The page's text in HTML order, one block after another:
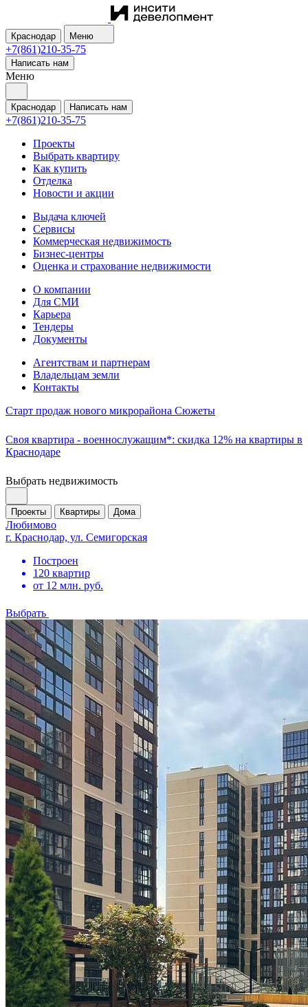
Краснодар Меню
+7(861)210-35-75
Написать нам
Меню
Краснодар Написать нам
+7(861)210-35-75
Проекты
Выбрать квартиру
Как купить
Отделка
Новости и акции
Выдача ключей
Сервисы
Коммерческая недвижимость
Бизнес-центры
Оценка и страхование недвижимости
О компании
Для СМИ
Карьера
Тендеры
Документы
Агентствам и партнерам
Владельцам земли
Контакты
Старт продаж нового микрорайона Сюжеты
Своя квартира - военнослужащим*: скидка 12% на квартиры в
Краснодаре
Выбрать недвижимость
Проекты Квартиры Дома
Любимово
г. Краснодар, ул. Семигорская
Построен
120 квартир
от 12 млн. руб.
Выбрать